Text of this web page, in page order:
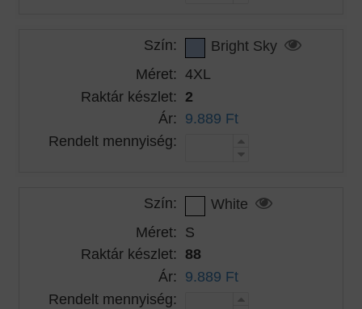
Szín:
Bright Sky
Méret: 4XL
Raktár készlet: 2
Ár: 9.889 Ft
Rendelt mennyiség:
Szín:
White
Méret: S
Raktár készlet: 88
Ár: 9.889 Ft
Rendelt mennyiség: